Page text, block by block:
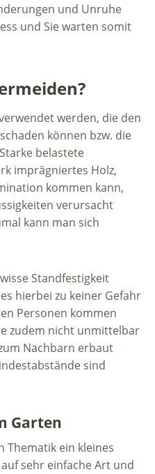
und Unruhe
und Sie warten somit
werden, die den
können bzw. die
belastete
imprägniertes Holz,
kommen kann,
verursacht
kann man sich
Standfestigkeit
hierbei zu keiner Gefahr
Personen kommen
zudem nicht unmittelbar
Nachbarn erbaut
sind
Garten
Thematik ein kleines
sehr einfache Art und